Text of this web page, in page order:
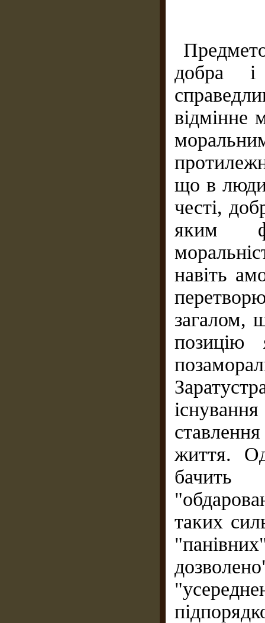
добра і
відмінне
що в
честі,
яким
навіть
загалом,
позицію
життя.
бачить
таких